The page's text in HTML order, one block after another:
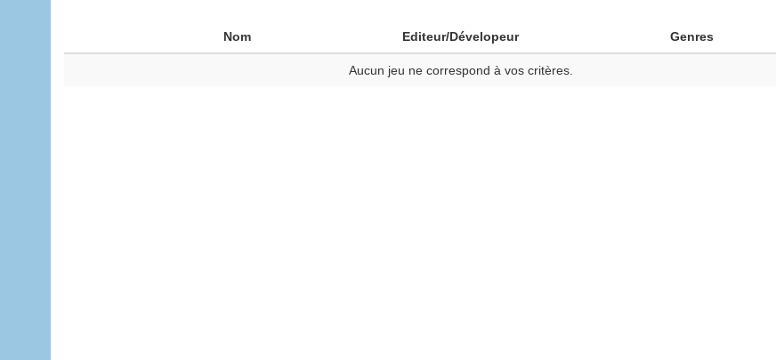
Nom Editeur/Dévelopeur Genres
Aucun jeu ne correspond à vos critères.